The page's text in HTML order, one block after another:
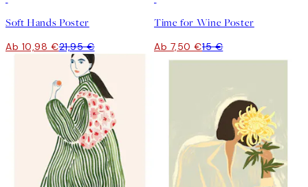
Soft Hands Poster
Ab 10,98 €21,95 €
Time for Wine Poster
Ab 7,50 €15 €